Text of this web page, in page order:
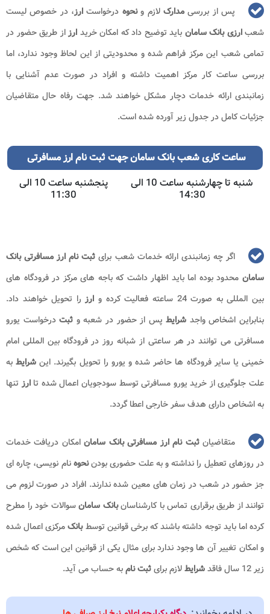
پس از بررسیمدارکلازم ونحوه درخواست ارز، در خصوص لیست
شعبارزی بانک سامان باید توضیح داد که امکان خرید ارزاز طریق حضور در
تمامی شعب این مرکز فراهم شده و محدودیتی از این لحاظ وجود ندارد، اما
بررسی ساعت کار مرکز اهمیت داشته و افراد در صورت عدم آشنایی با
زمانبندی ارائه خدمات دچار مشکل خواهند شد. جهت رفاه حال متقاضیان
جزئیات کامل در جدول زیر آورده شده است.
ساعت کاری شعب بانک سامان جهت ثبت نام ارز مسافرتی
شنبه تا چهارشنبه ساعت 10 الی
14:30
پنجشنبه ساعت 10 الی
11:30
اگر چه زمانبندی ارائه خدمات شعب برایثبت نام ارز مسافرتی بانک
سامان محدود بوده اما باید اظهار داشت که باجه های مرکز در فرودگاه های
بین المللی به صورت 24 ساعته فعالیت کرده و
ارز را تحویل خواهند داد.
بنابراین اشخاص واجد شرایط پس از حضور در شعبه و ثبتدرخواست یورو
مسافرتی می توانند در هر ساعتی از شبانه روز در فرودگاه بین المللی امام
خمینی یا سایر فرودگاه ها حاضر شده و یورو را تحویل بگیرند. این شرایط به
علت جلوگیری از خرید یورو مسافرتی توسط سودجویان اعمال شده تاارز تنها
به اشخاص دارای هدف سفر خارجی اعطا گردد.
متقاضیانثبت نام ارز مسافرتی بانک سامانامکان دریافت خدمات
در روزهای تعطیل را نداشته و به علت حضوری بودننحوهنام نویسی، چاره ای
جز حضور در شعب در زمان های معین شده ندارند. افراد در صورت لزوم می
توانند از طریق برقراری تماس با کارشناسانبانک سامانسوالات خود را مطرح
کرده اما باید توجه داشته باشند که برخی قوانین توسطبانکمرکزی اعمال شده
و امکان تغییر آن ها وجود ندارد برای مثال یکی از قوانین این است که شخص
زیر 12 سال فاقد
شرایطلازم برایثبت نامبه حساب می آید.